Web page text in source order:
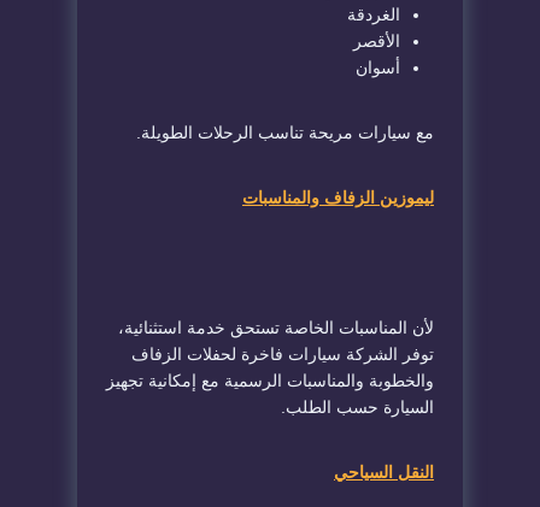
الغردقة
الأقصر
أسوان
مع سيارات مريحة تناسب الرحلات الطويلة.
ليموزين الزفاف والمناسبات
لأن المناسبات الخاصة تستحق خدمة استثنائية،
توفر الشركة سيارات فاخرة لحفلات الزفاف
والخطوبة والمناسبات الرسمية مع إمكانية تجهيز
السيارة حسب الطلب.
النقل السياحي